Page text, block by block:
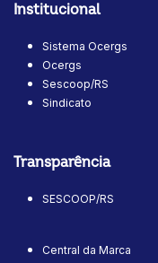
Institucional
Sistema Ocergs
Ocergs
Sescoop/RS
Sindicato
Transparência
SESCOOP/RS
Central da Marca